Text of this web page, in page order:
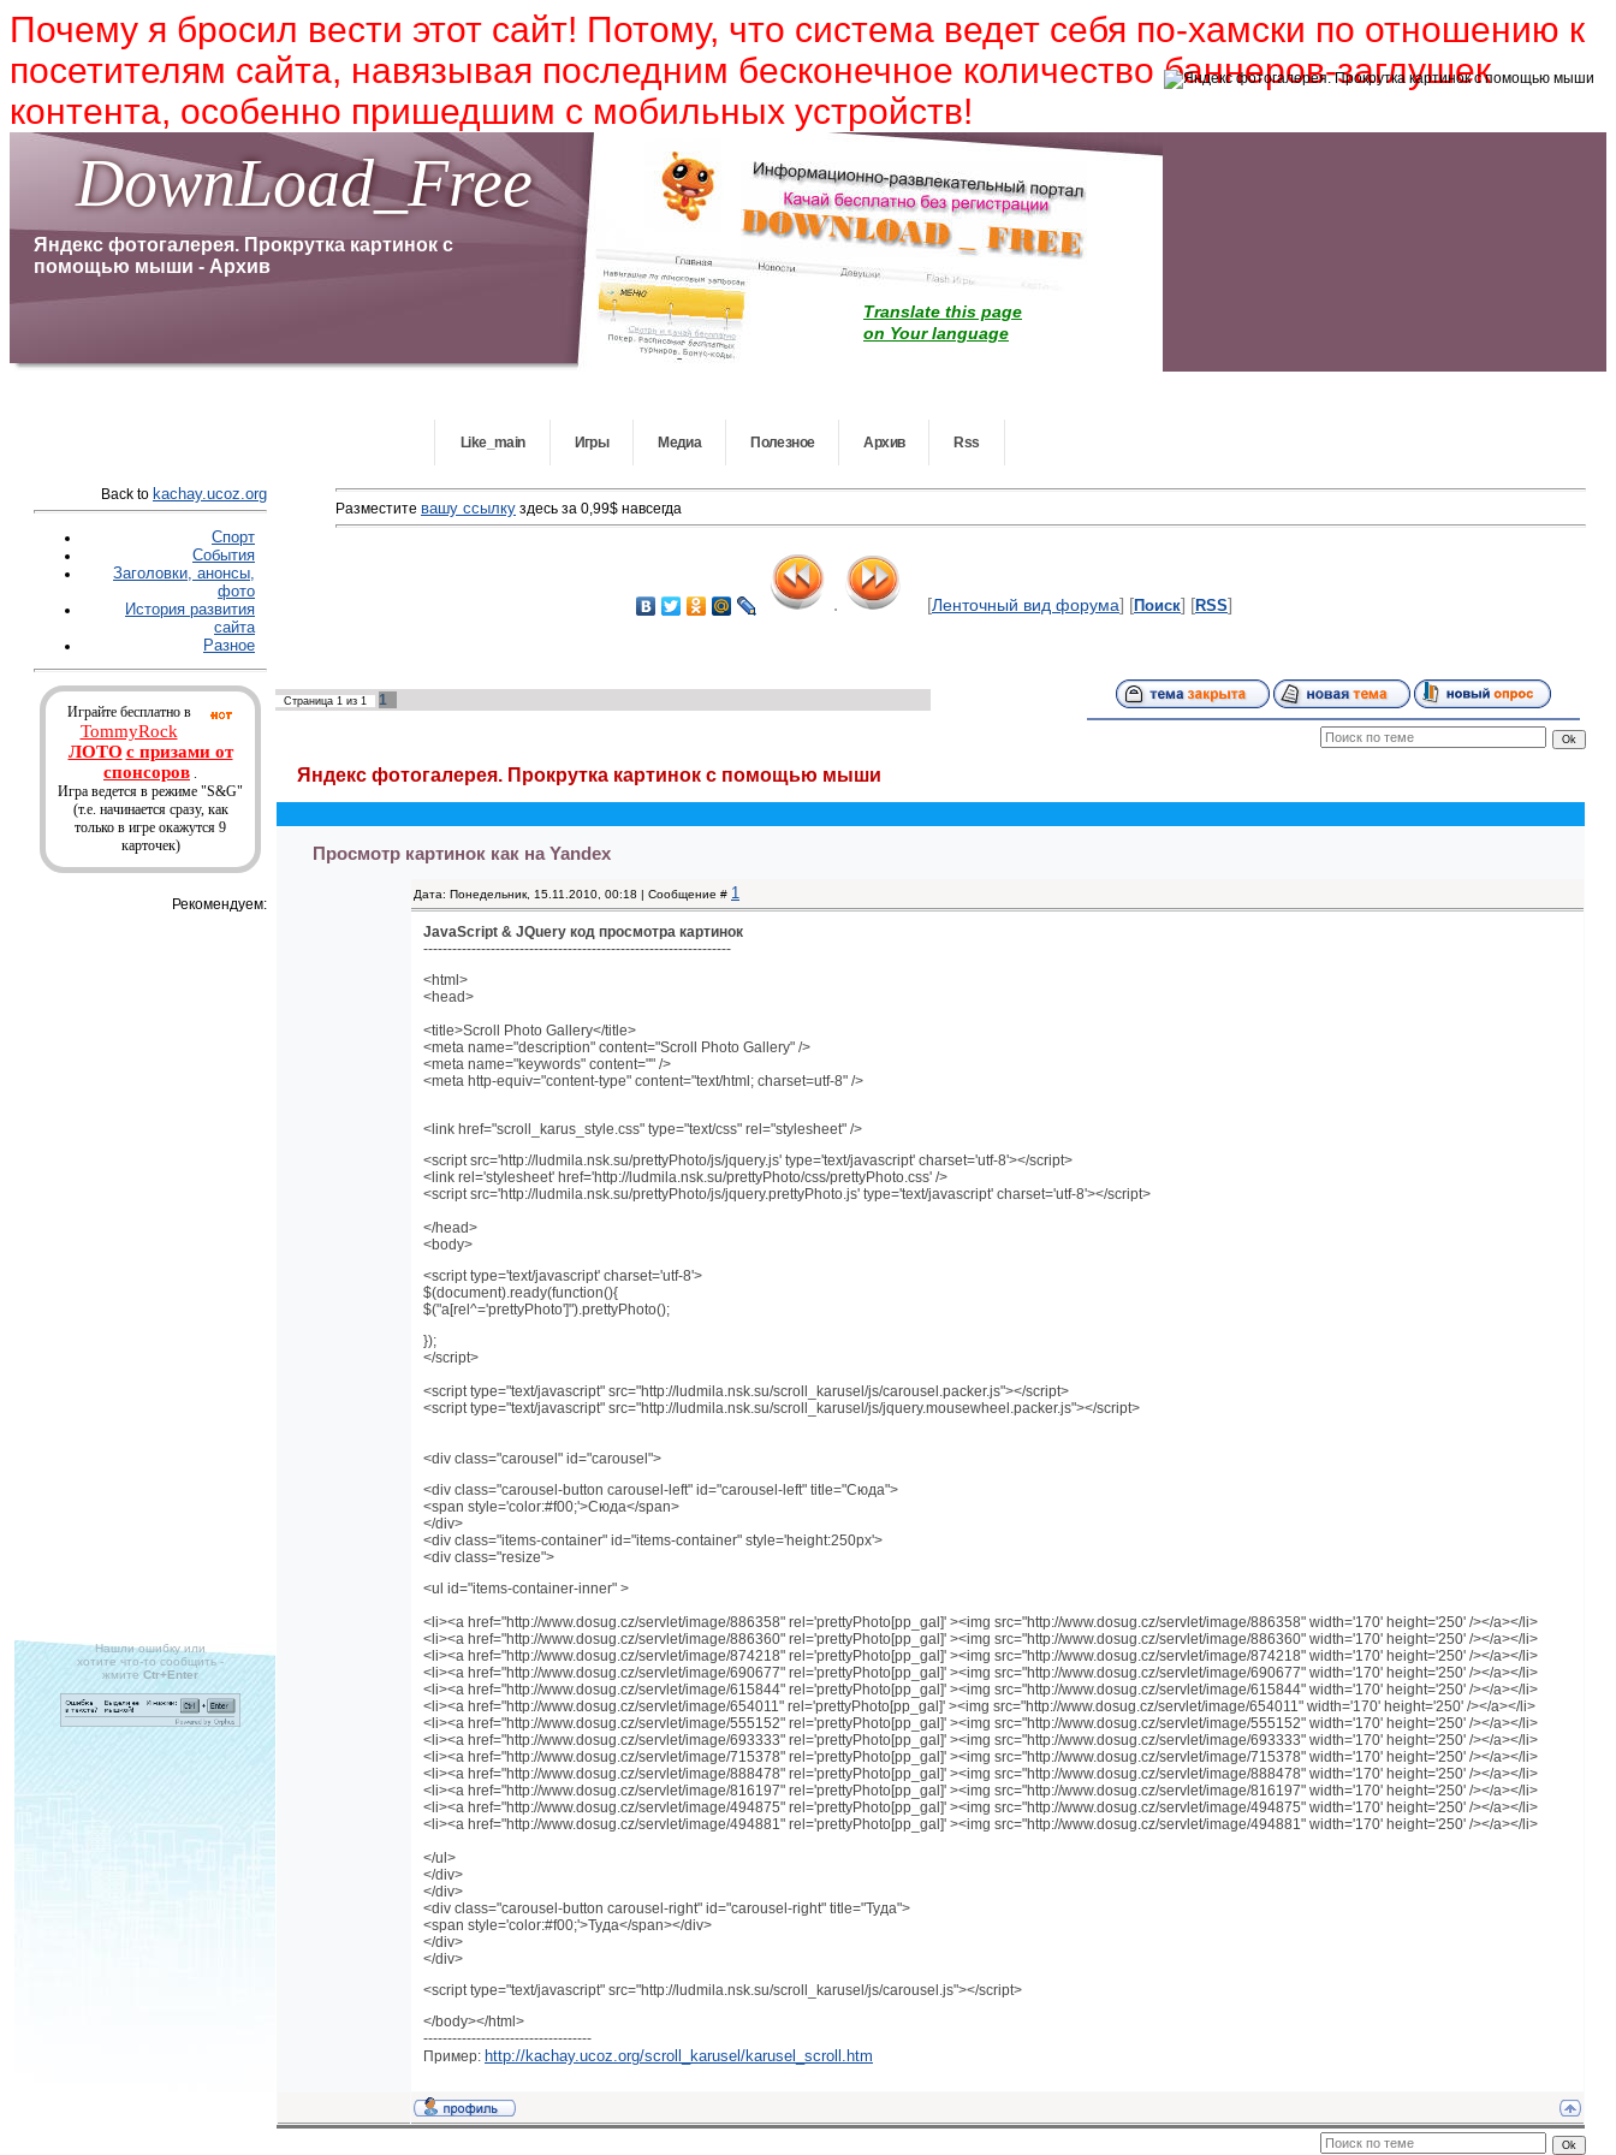
Почему я бросил вести этот сайт! Потому, что система ведет себя по-хамски по отношению к
посетителям сайта, навязывая последним бесконечное количество баннеров-заглушек
контента, особенно пришедшим с мобильных устройств!
DownLoad_Free
Яндекс фотогалерея. Прокрутка картинок с
помощью мыши - Архив
Translate this page
on Your language
Like_main Игры Медиа Полезное Архив Rss
Back to kachay.ucoz.org
Спорт
События
Заголовки, анонсы,
фото
История развития
сайта
Разное
Играйте бесплатно в
TommyRock
ЛОТО с призами от
спонсоров .
Игра ведется в режиме "S&G"
(т.е. начинается сразу, как
только в игре окажутся 9
карточек)
Рекомендуем:
Нашли ошибку или
хотите что-то сообщить -
жмите Ctr+Enter
Разместите вашу ссылку здесь за 0,99$ навсегда
. [Ленточный вид форума] [Поиск] [RSS]
Страница 1 из 1 1
Яндекс фотогалерея. Прокрутка картинок с помощью мыши
Просмотр картинок как на Yandex
Дата: Понедельник, 15.11.2010, 00:18 | Сообщение # 1
JavaScript & JQuery код просмотра картинок
----------------------------------------------------------------
<html>
<head>
<title>Scroll Photo Gallery</title>
<meta name="description" content="Scroll Photo Gallery" />
<meta name="keywords" content="" />
<meta http-equiv="content-type" content="text/html; charset=utf-8" />
<link href="scroll_karus_style.css" type="text/css" rel="stylesheet" />
<script src='http://ludmila.nsk.su/prettyPhoto/js/jquery.js' type='text/javascript' charset='utf-8'></script>
<link rel='stylesheet' href='http://ludmila.nsk.su/prettyPhoto/css/prettyPhoto.css' />
<script src='http://ludmila.nsk.su/prettyPhoto/js/jquery.prettyPhoto.js' type='text/javascript' charset='utf-8'></script>
</head>
<body>
<script type='text/javascript' charset='utf-8'>
$(document).ready(function(){
$("a[rel^='prettyPhoto']").prettyPhoto();
});
</script>
<script type="text/javascript" src="http://ludmila.nsk.su/scroll_karusel/js/carousel.packer.js"></script>
<script type="text/javascript" src="http://ludmila.nsk.su/scroll_karusel/js/jquery.mousewheel.packer.js"></script>
<div class="carousel" id="carousel">
<div class="carousel-button carousel-left" id="carousel-left" title="Сюда">
<span style='color:#f00;'>Сюда</span>
</div>
<div class="items-container" id="items-container" style='height:250px'>
<div class="resize">
<ul id="items-container-inner" >
<li><a href="http://www.dosug.cz/servlet/image/886358" rel='prettyPhoto[pp_gal]' ><img src="http://www.dosug.cz/servlet/image/886358" width='170' height='250' /></a></li>
<li><a href="http://www.dosug.cz/servlet/image/886360" rel='prettyPhoto[pp_gal]' ><img src="http://www.dosug.cz/servlet/image/886360" width='170' height='250' /></a></li>
<li><a href="http://www.dosug.cz/servlet/image/874218" rel='prettyPhoto[pp_gal]' ><img src="http://www.dosug.cz/servlet/image/874218" width='170' height='250' /></a></li>
<li><a href="http://www.dosug.cz/servlet/image/690677" rel='prettyPhoto[pp_gal]' ><img src="http://www.dosug.cz/servlet/image/690677" width='170' height='250' /></a></li>
<li><a href="http://www.dosug.cz/servlet/image/615844" rel='prettyPhoto[pp_gal]' ><img src="http://www.dosug.cz/servlet/image/615844" width='170' height='250' /></a></li>
<li><a href="http://www.dosug.cz/servlet/image/654011" rel='prettyPhoto[pp_gal]' ><img src="http://www.dosug.cz/servlet/image/654011" width='170' height='250' /></a></li>
<li><a href="http://www.dosug.cz/servlet/image/555152" rel='prettyPhoto[pp_gal]' ><img src="http://www.dosug.cz/servlet/image/555152" width='170' height='250' /></a></li>
<li><a href="http://www.dosug.cz/servlet/image/693333" rel='prettyPhoto[pp_gal]' ><img src="http://www.dosug.cz/servlet/image/693333" width='170' height='250' /></a></li>
<li><a href="http://www.dosug.cz/servlet/image/715378" rel='prettyPhoto[pp_gal]' ><img src="http://www.dosug.cz/servlet/image/715378" width='170' height='250' /></a></li>
<li><a href="http://www.dosug.cz/servlet/image/888478" rel='prettyPhoto[pp_gal]' ><img src="http://www.dosug.cz/servlet/image/888478" width='170' height='250' /></a></li>
<li><a href="http://www.dosug.cz/servlet/image/816197" rel='prettyPhoto[pp_gal]' ><img src="http://www.dosug.cz/servlet/image/816197" width='170' height='250' /></a></li>
<li><a href="http://www.dosug.cz/servlet/image/494875" rel='prettyPhoto[pp_gal]' ><img src="http://www.dosug.cz/servlet/image/494875" width='170' height='250' /></a></li>
<li><a href="http://www.dosug.cz/servlet/image/494881" rel='prettyPhoto[pp_gal]' ><img src="http://www.dosug.cz/servlet/image/494881" width='170' height='250' /></a></li>
</ul>
</div>
</div>
<div class="carousel-button carousel-right" id="carousel-right" title="Туда">
<span style='color:#f00;'>Туда</span></div>
</div>
</div>
<script type="text/javascript" src="http://ludmila.nsk.su/scroll_karusel/js/carousel.js"></script>
</body></html>
-----------------------------------
Пример: http://kachay.ucoz.org/scroll_karusel/karusel_scroll.htm